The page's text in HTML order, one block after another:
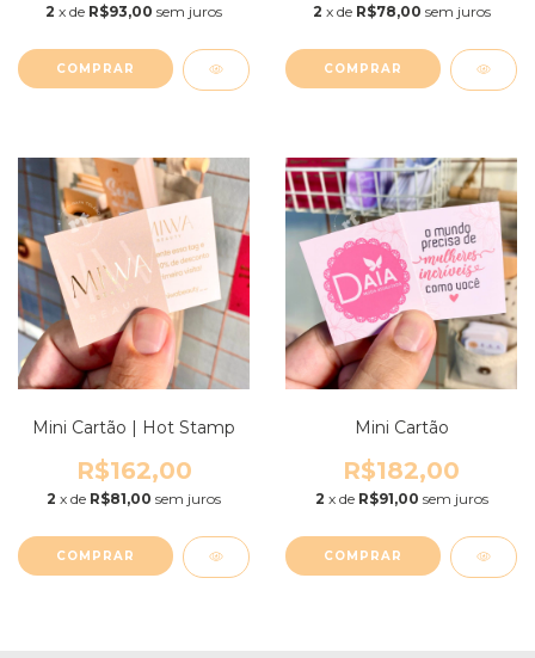
2 x de R$93,00 sem juros
COMPRAR
2 x de R$78,00 sem juros
COMPRAR
Mini Cartão | Hot Stamp
R$162,00
2 x de R$81,00 sem juros
COMPRAR
Mini Cartão
R$182,00
2 x de R$91,00 sem juros
COMPRAR